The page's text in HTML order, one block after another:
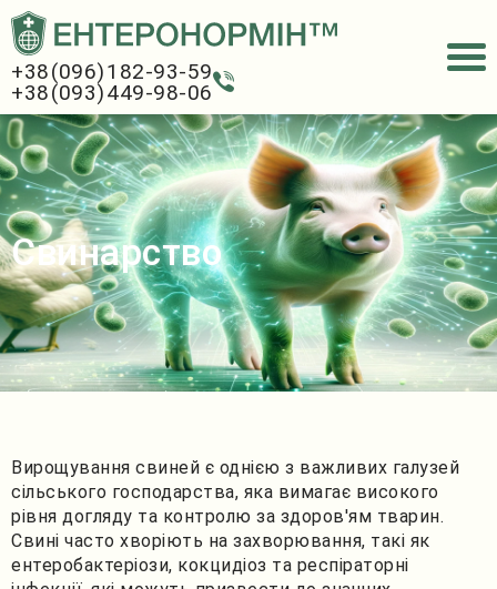
+38 (096) 182-93-59
+38 (093) 449-98-06
Новини
Замовити
Свинарство
Вирощування свиней є однією з важливих галузей
сільського господарства, яка вимагає високого
рівня догляду та контролю за здоров'ям тварин.
Свині часто хворіють на захворювання, такі як
ентеробактеріози, кокцидіоз та респіраторні